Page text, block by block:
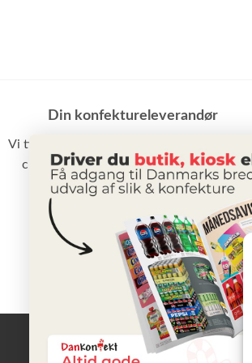
Din konfektureleverandør
Vi tilbyder et stort udvalg af slik, chokolade,
chips samt vand m.m. til små som store
virksomheder